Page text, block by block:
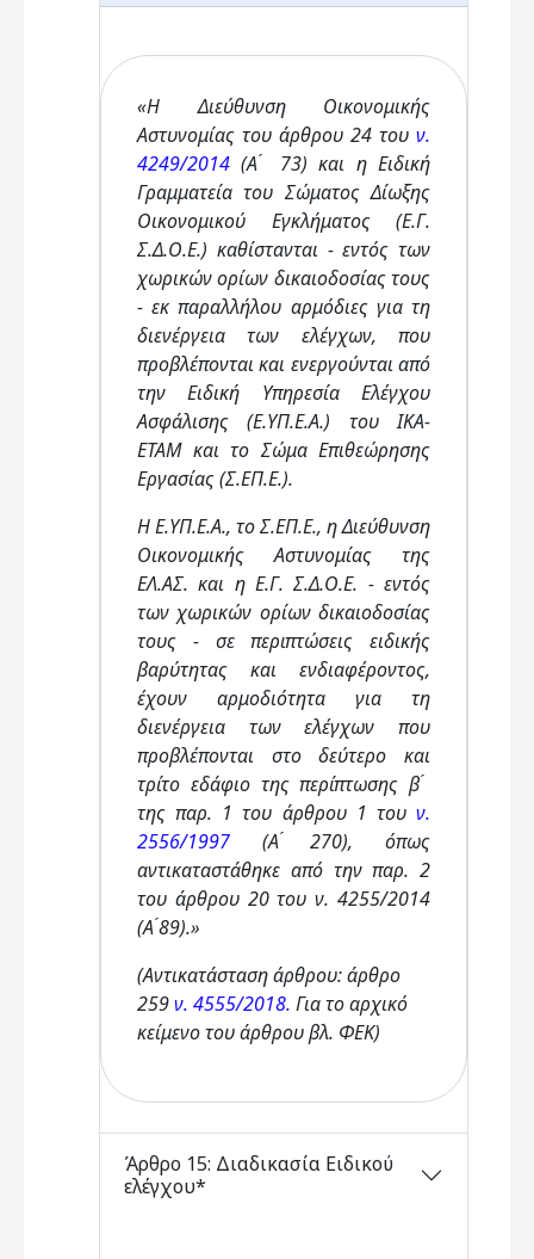
«Η Διεύθυνση Οικονομικής
Αστυνομίας του άρθρου 24 του ν.
4249/2014 (Α ́ 73) και η Ειδική
Γραμματεία του Σώματος Δίωξης
Οικονομικού Εγκλήματος (Ε.Γ.
Σ.Δ.Ο.Ε.) καθίστανται - εντός των
χωρικών ορίων δικαιοδοσίας τους
- εκ παραλλήλου αρμόδιες για τη
διενέργεια των ελέγχων, που
προβλέπονται και ενεργούνται από
την Ειδική Υπηρεσία Ελέγχου
Ασφάλισης (Ε.ΥΠ.Ε.Α.) του ΙΚΑ-
ΕΤΑΜ και το Σώμα Επιθεώρησης
Εργασίας (Σ.ΕΠ.Ε.).
Η Ε.ΥΠ.Ε.Α., το Σ.ΕΠ.Ε., η Διεύθυνση
Οικονομικής Αστυνομίας της
ΕΛ.ΑΣ. και η Ε.Γ. Σ.Δ.Ο.Ε. - εντός
των χωρικών ορίων δικαιοδοσίας
τους - σε περιπτώσεις ειδικής
βαρύτητας και ενδιαφέροντος,
έχουν αρμοδιότητα για τη
διενέργεια των ελέγχων που
προβλέπονται στο δεύτερο και
τρίτο εδάφιο της περίπτωσης β ́
της παρ. 1 του άρθρου 1 του ν.
2556/1997 (Α ́270), όπως
αντικαταστάθηκε από την παρ. 2
του άρθρου 20 του ν. 4255/2014
(Α ́89).»
(Αντικατάσταση άρθρου: άρθρο
259ν. 4555/2018. Για το αρχικό
κείμενο του άρθρου βλ. ΦΕΚ)
Άρθρο 15: Διαδικασία Ειδικού
ελέγχου*